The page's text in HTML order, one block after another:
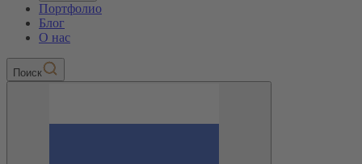
Портфолио
Блог
О нас
Пoиск